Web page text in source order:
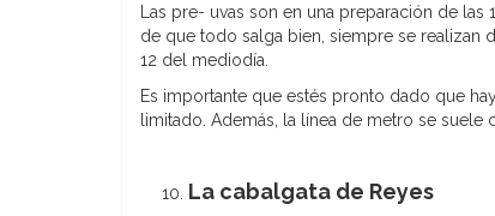
Las pre- uvas son en una preparación de
de que todo salga bien, siempre se realizan
12 del mediodía.
Es importante que estés pronto dado que
limitado. Además, la línea de metro se suele
La cabalgata de Reyes